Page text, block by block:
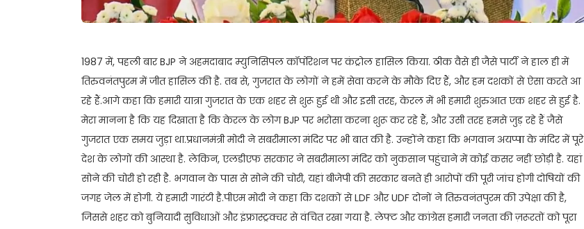
1987 में, पहली बार BJP ने अहमदाबाद म्युनिसिपल कॉर्पोरेशन पर कंट्रोल हासिल किया. ठीक वैसे ही जैसे पार्टी ने हाल ही में
तिरुवनंतपुरम में जीत हासिल की है. तब से, गुजरात के लोगों ने हमें सेवा करने के मौके दिए हैं, और हम दशकों से ऐसा करते आ
रहे हैं.आगे कहा कि हमारी यात्रा गुजरात के एक शहर से शुरू हुई थी और इसी तरह, केरल में भी हमारी शुरुआत एक शहर से हुई है.
मेरा मानना है कि यह दिखाता है कि केरल के लोग BJP पर भरोसा करना शुरू कर रहे हैं, और उसी तरह हमसे जुड़ रहे हैं जैसे
गुजरात एक समय जुड़ा था.प्रधानमंत्री मोदी ने सबरीमाला मंदिर पर भी बात की है. उन्होंने कहा कि भगवान अयप्पा के मंदिर में पूरे
देश के लोगों की आस्था है. लेकिन, एलडीएफ सरकार ने सबरीमाला मंदिर को नुकसान पहुंचाने में कोई कसर नहीं छोड़ी है. यहां
सोने की चोरी हो रही है. भगवान के पास से सोने की चोरी, यहां बीजेपी की सरकार बनते ही आरोपों की पूरी जांच होगी दोषियों की
जगह जेल में होगी. ये हमारी गारंटी है.पीएम मोदी ने कहा कि दशकों से LDF और UDF दोनों ने तिरुवनंतपुरम की उपेक्षा की है,
जिससे शहर को बुनियादी सुविधाओं और इंफ्रास्ट्रक्चर से वंचित रखा गया है. लेफ्ट और कांग्रेस हमारी जनता की ज़रूरतों को पूरा